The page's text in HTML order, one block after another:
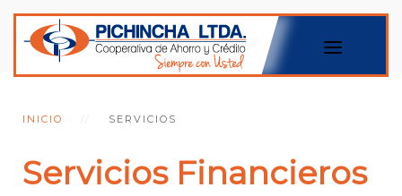
INICIO SERVICIOS
Servicios Financieros